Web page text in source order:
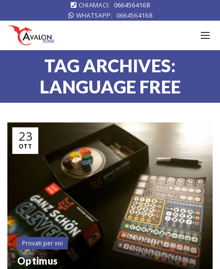
CHIAMACI:
0664564168
WHATSAPP:
0664564168
TAG ARCHIVES:
LANGUAGE FREE
23
OTT
Provati per voi
Optimus